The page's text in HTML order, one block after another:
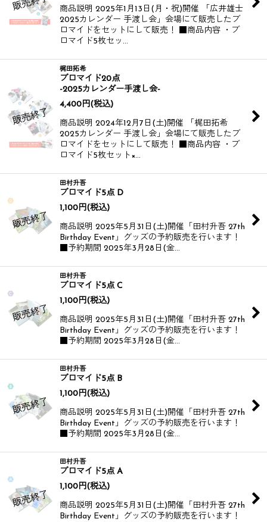
商品説明 2025年1月13日(月・祝)開催 「広井雄士
2025カレンダー 手渡し会」会場にて販売したブ
ロマイドをセットにして販売！ ■商品内容 ・ブ
ロマイド5枚セッ…
梶田拓希
ブロマイド20点
-2025カレンダー手渡し会-
4,400 円(税込)
商品説明 2024年12月7日(土)開催 「梶田拓希
2025カレンダー 手渡し会」会場にて販売したブ
ロマイドをセットにして販売！ ■商品内容 ・ブ
ロマイド5枚セット×…
田村升吾
ブロマイド5点 D
1,100 円(税込)
商品説明 2025年5月31日(土)開催​​ 「田村升吾 27th
Birthday Event」グッズの予約販売を行います！​​
■予約期間 2025年3月28日(金…
田村升吾
ブロマイド5点 C
1,100 円(税込)
商品説明 2025年5月31日(土)開催​​ 「田村升吾 27th
Birthday Event」グッズの予約販売を行います！​​
■予約期間 2025年3月28日(金…
田村升吾
ブロマイド5点 B
1,100 円(税込)
商品説明 2025年5月31日(土)開催​​ 「田村升吾 27th
Birthday Event」グッズの予約販売を行います！​​
■予約期間 2025年3月28日(金…
田村升吾
ブロマイド5点 A
1,100 円(税込)
商品説明 2025年5月31日(土)開催​​ 「田村升吾 27th
Birthday Event」グッズの予約販売を行います！​​